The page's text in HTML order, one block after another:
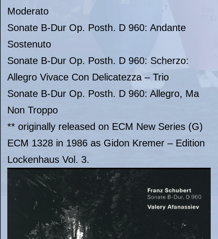
Moderato
Sonate B-Dur Op. Posth. D 960: Andante
Sostenuto
Sonate B-Dur Op. Posth. D 960: Scherzo:
Allegro Vivace Con Delicatezza – Trio
Sonate B-Dur Op. Posth. D 960: Allegro, Ma
Non Troppo
** originally released on ECM New Series (G)
ECM 1328 in 1986 as Gidon Kremer – Edition
Lockenhaus Vol. 3.